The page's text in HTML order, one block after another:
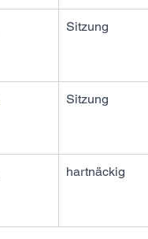
Sitzung
Sitzung
hartnäckig